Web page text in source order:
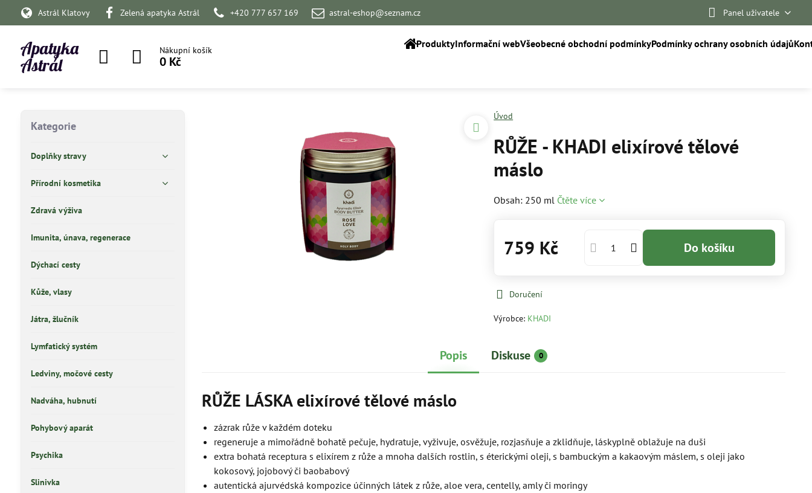
Astrál Klatovy Zelená apatyka Astrál +420 777 657 169 astral-eshop@seznam.cz Panel uživatele
Apatyka
Astrál
Nákupní košík
0 Kč
ProduktyInformační webVšeobecné obchodní podmínkyPodmínky ochrany osobních údajů
Úvod
RŮŽE - KHADI elixírové tělové
máslo
Obsah: 250 ml Čtěte více
759 Kč Do košíku
Doručení
Výrobce: KHADI
Popis Diskuse 0
RŮŽE LÁSKA elixírové tělové máslo
zázrak růže v každém doteku
regeneruje a mimořádně bohatě pečuje, hydratuje, vyživuje, osvěžuje, rozjasňuje a zklidňuje, láskyplně oblažuje na duši
extra bohatá receptura s elixírem z růže a mnoha dalších rostlin, s éterickými oleji, s bambuckým a kakaovým máslem, s oleji jako
kokosový, jojobový či baobabový
autentická ajurvédská kompozice účinných látek z růže, aloe vera, centelly, amly či moringy
Kategorie
Doplňky stravy
Přírodní kosmetika
Zdravá výživa
Imunita, únava, regenerace
Dýchací cesty
Kůže, vlasy
Játra, žlučník
Lymfatický systém
Ledviny, močové cesty
Nadváha, hubnutí
Pohybový aparát
Psychika
Slinivka